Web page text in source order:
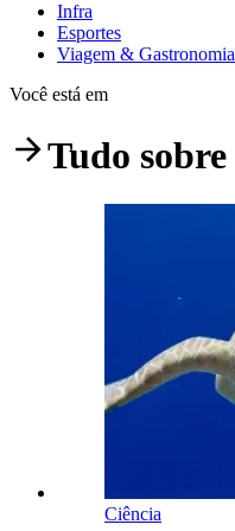
Infra
Esportes
Viagem & Gastronomia
Você está em
Tudo sobre
Ciência